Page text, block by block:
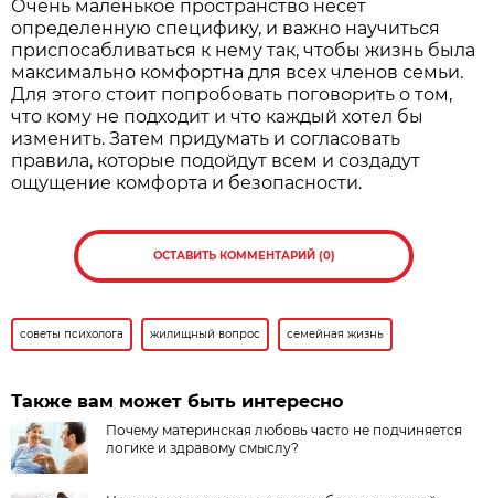
Очень маленькое пространство несет
определенную специфику, и важно научиться
приспосабливаться к нему так, чтобы жизнь была
максимально комфортна для всех членов семьи.
Для этого стоит попробовать поговорить о том,
что кому не подходит и что каждый хотел бы
изменить. Затем придумать и согласовать
правила, которые подойдут всем и создадут
ощущение комфорта и безопасности.
ОСТАВИТЬ КОММЕНТАРИЙ (0)
советы психолога жилищный вопрос семейная жизнь
Также вам может быть интересно
Почему материнская любовь часто не подчиняется
логике и здравому смыслу?